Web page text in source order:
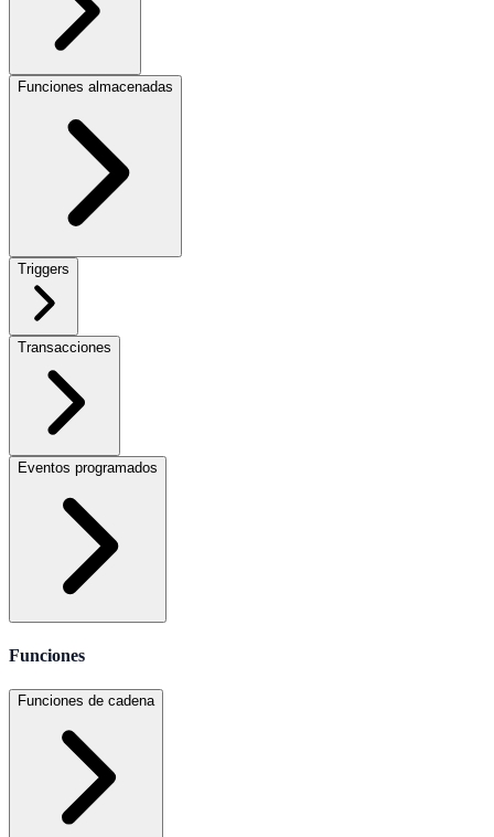
Funciones almacenadas
Triggers
Transacciones
Eventos programados
Funciones
Funciones de cadena